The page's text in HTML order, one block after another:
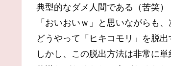
典型的なダメ人間である（苦笑）
「おいおいｗ」と思いながらも
どうやって「ヒキコモリ」を脱出
しかし、この脱出方法は非常に単